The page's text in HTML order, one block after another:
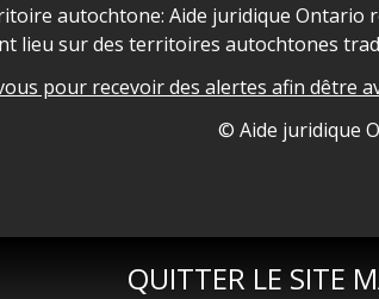
QUITTER LE SITE
acknowledgement
autochtone: Aide juridique Ontario
lieu sur des territoires autochtones
pour recevoir des alertes afin dêtre
© Aide juridique